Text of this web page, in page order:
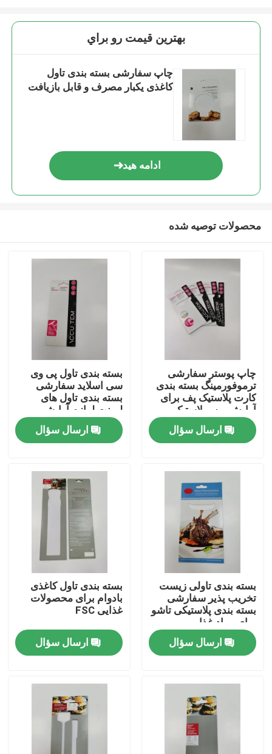
خانه
محصولات
کارخانه تور
کنترل کیفیت
تماس با ما
درخواست نقل قول
جعبه های بسته بندی خرده فروشی
جعبه های بسته بندی سفارشی
بهترين قيمت رو براي
چاپ سفارشی بسته بندی تاول
کاغذی یکبار مصرف و قابل بازیافت
ادامه هید
محصولات توصیه شده
چاپ پوستر سفارشی
ترموفورمینگ بسته بندی
کارت پلاستیک پف برای
آرایش برس لاستیک
ارسال سؤال
بسته بندی تاول پی وی
سی اسلاید سفارشی
بسته بندی تاول های
لمینت لوازم آرایشی و
بهداشتی
ارسال سؤال
بسته بندی تاولی زیست
تخریب پذیر سفارشی
بسته بندی پلاستیکی تاشو
برای مواد غذایی
ارسال سؤال
بسته بندی تاول کاغذی
بادوام برای محصولات
غذایی FSC
ارسال سؤال